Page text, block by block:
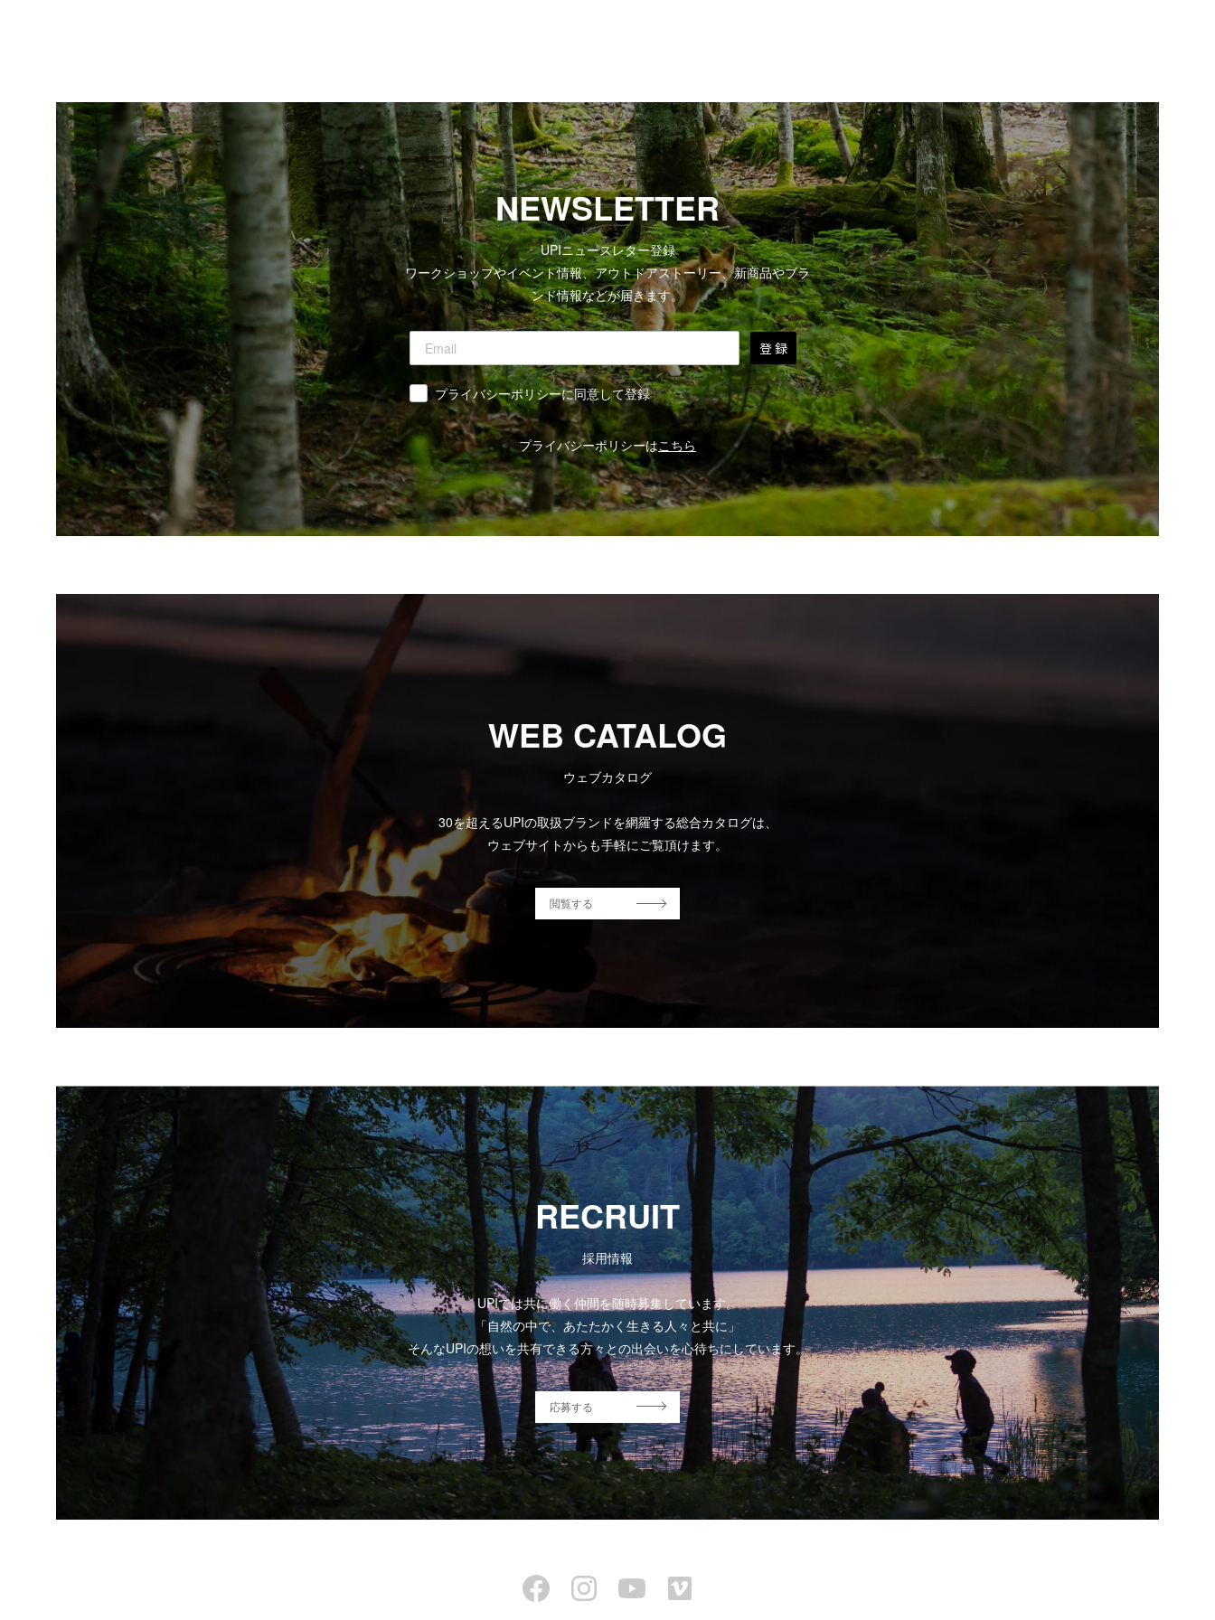
NEWSLETTER
UPIニュースレター登録
ワークショップやイベント情報、アウトドアストーリー、新商品やブラ
ンド情報などが届きます。
登 録
同意プライバシーポリシーに同意して登録
プライバシーポリシーはこちら
WEB CATALOG
ウェブカタログ
30を超えるUPIの取扱ブランドを網羅する総合カタログは、
ウェブサイトからも手軽にご覧頂けます。
閲覧する
RECRUIT
採用情報
UPIでは共に働く仲間を随時募集しています。
「自然の中で、あたたかく生きる人々と共に」
そんなUPIの想いを共有できる方々との出会いを心待ちにしています。
応募する